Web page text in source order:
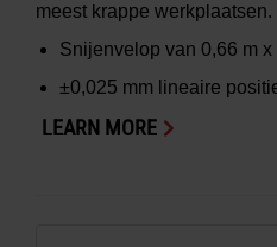
meest krappe werkplaatsen.
Snijenvelop van 0,66 m x
±0,025 mm lineaire
LEARN MORE